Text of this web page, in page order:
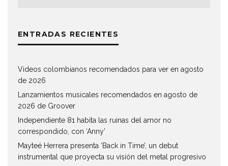
ENTRADAS RECIENTES
Videos colombianos recomendados para ver en agosto
de 2026
Lanzamientos musicales recomendados en agosto de
2026 de Groover
Independiente 81 habita las ruinas del amor no
correspondido, con ‘Anny’
Mayteé Herrera presenta ‘Back in Time’, un debut
instrumental que proyecta su visión del metal progresivo